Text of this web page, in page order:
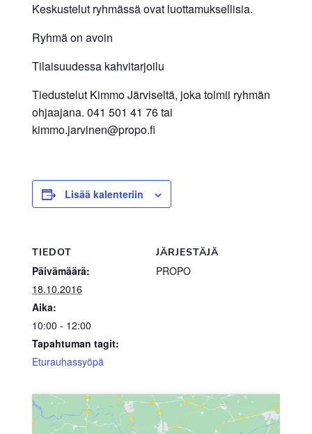
Keskustelut ryhmässä ovat luottamuksellisia.
Ryhmä on avoin
Tilaisuudessa kahvitarjoilu
Tiedustelut Kimmo Järviseltä, joka toimii ryhmän
ohjaajana. 041 501 41 76 tai
kimmo.jarvinen@propo.fi
Lisää kalenteriin
TIEDOT
Päivämäärä:
18.10.2016
Aika:
10:00 - 12:00
Tapahtuman tagit:
Eturauhassyöpä
JÄRJESTÄJÄ
PROPO